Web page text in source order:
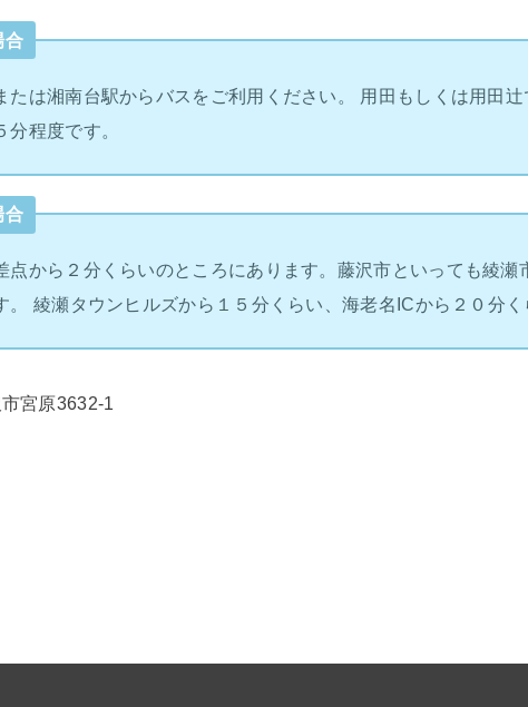
合
たは湘南台駅からバスをご利用ください。 用田もしくは用田
分程度です。
合
点から２分くらいのところにあります。藤沢市といっても綾瀬
。 綾瀬タウンヒルズから１５分くらい、海老名ICから２０分く
宮原3632-1